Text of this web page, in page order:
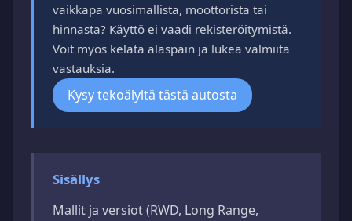
vaikkapa vuosimallista, moottorista tai
hinnasta? Käyttö ei vaadi rekisteröitymistä.
Voit myös kelata alaspäin ja lukea valmiita
vastauksia.
Kysy tekoälyltä tästä autosta
Sisällys
Mallit ja versiot (RWD, Long Range,